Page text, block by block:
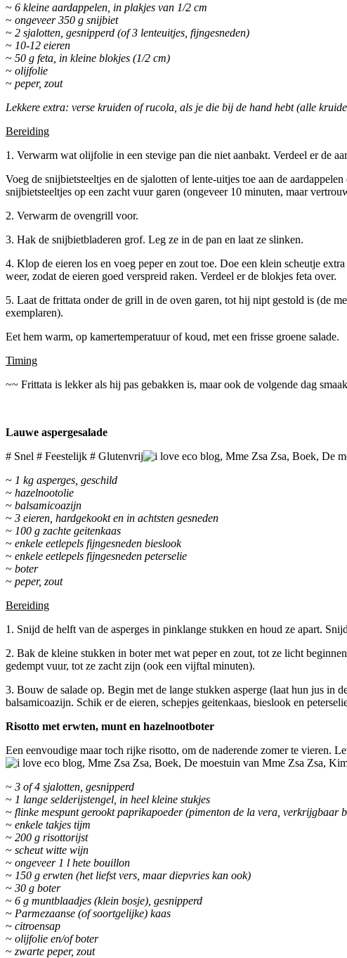
~ 6 kleine aardappelen, in plakjes van 1/2 cm
~ ongeveer 350 g snijbiet
~ 2 sjalotten, gesnipperd (of 3 lenteuitjes, fijngesneden)
~ 10-12 eieren
~ 50 g feta, in kleine blokjes (1/2 cm)
~ olijfolie
~ peper, zout
Lekkere extra: verse kruiden of rucola, als je die bij de hand hebt (alle
Bereiding
1. Verwarm wat olijfolie in een stevige pan die niet aanbakt. Verdeel er de
Voeg de snijbietsteeltjes en de sjalotten of lente-uitjes toe aan de
snijbietsteeltjes op een zacht vuur garen (ongeveer 10 minuten, maar
2. Verwarm de ovengrill voor.
3. Hak de snijbietbladeren grof. Leg ze in de pan en laat ze slinken.
4. Klop de eieren los en voeg peper en zout toe. Doe een klein scheutje
weer, zodat de eieren goed verspreid raken. Verdeel er de blokjes feta over.
5. Laat de frittata onder de grill in de oven garen, tot hij nipt gestold is (de
exemplaren).
Eet hem warm, op kamertemperatuur of koud, met een frisse groene salade.
Timing
~~ Frittata is lekker als hij pas gebakken is, maar ook de volgende dag
Lauwe aspergesalade
# Snel # Feestelijk # Glutenvrij
~ 1 kg asperges, geschild
~ hazelnootolie
~ balsamicoazijn
~ 3 eieren, hardgekookt en in achtsten gesneden
~ 100 g zachte geitenkaas
~ enkele eetlepels fijngesneden bieslook
~ enkele eetlepels fijngesneden peterselie
~ boter
~ peper, zout
Bereiding
1. Snijd de helft van de asperges in pinklange stukken en houd ze apart.
2. Bak de kleine stukken in boter met wat peper en zout, tot ze licht
gedempt vuur, tot ze zacht zijn (ook een vijftal minuten).
3. Bouw de salade op. Begin met de lange stukken asperge (laat hun jus in
balsamicoazijn. Schik er de eieren, schepjes geitenkaas, bieslook en
Risotto met erwten, munt en hazelnootboter
Een eenvoudige maar toch rijke risotto, om de naderende zomer te vieren.
~ 3 of 4 sjalotten, gesnipperd
~ 1 lange selderijstengel, in heel kleine stukjes
~ flinke mespunt gerookt paprikapoeder (pimenton de la vera, verkrijgbaar
~ enkele takjes tijm
~ 200 g risottorijst
~ scheut witte wijn
~ ongeveer 1 l hete bouillon
~ 150 g erwten (het liefst vers, maar diepvries kan ook)
~ 30 g boter
~ 6 g muntblaadjes (klein bosje), gesnipperd
~ Parmezaanse (of soortgelijke) kaas
~ citroensap
~ olijfolie en/of boter
~ zwarte peper, zout